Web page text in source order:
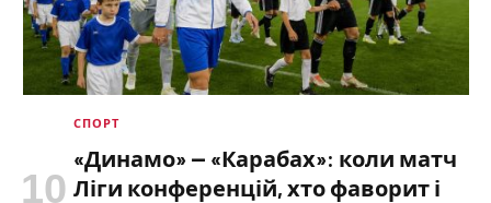
СПОРТ
«Динамо» — «Карабах»: коли матч
Ліги конференцій, хто фаворит і